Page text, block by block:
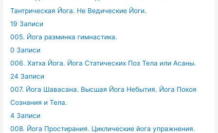
Тантрическая Йога. Не Ведические Йоги.
19 Записи
005. Йога разминка гимнастика.
0 Записи
006. Хатха Йога. Йога Статических Поз Тела или Асаны.
24 Записи
007. Йога Шавасана. Высшая Йога Небытия. Йога Покоя
Сознания и Тела.
4 Записи
008. Йога Простирания. Циклические йога упражнения.